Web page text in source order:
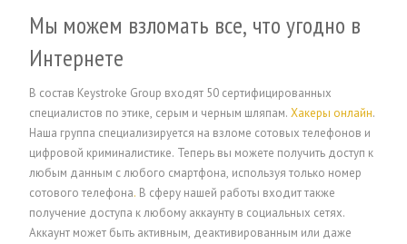
Мы можем взломать все, что угодно в
Интернете
В состав Keystroke Group входят 50 сертифицированных
специалистов по этике, серым и черным шляпам.Хакеры онлайн.
Наша группа специализируется на взломе сотовых телефонов и
цифровой криминалистике. Теперь вы можете получить доступ к
любым данным с любого смартфона, используя только номер
сотового телефона. В сферу нашей работы входит также
получение доступа к любому аккаунту в социальных сетях.
Аккаунт может быть активным, деактивированным или даже